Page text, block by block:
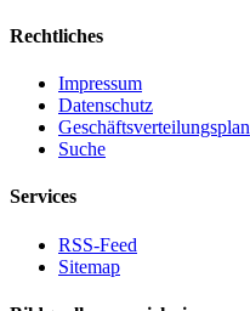
Rechtliches
Impressum
Datenschutz
Geschäftsverteilungsplan
Suche
Services
RSS-Feed
Sitemap